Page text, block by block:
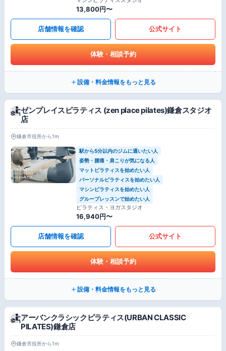
13,800円〜
店舗情報を確認 公式サイト
体験・相談予約
設備・料金情報をもっと見る
ゼンプレイスピラティス (zen place pilates)鎌倉スタジオ
店
鎌倉市役所から1m
駅から5分以内のジムに通いたい人
姿勢・腰痛・肩こりが気になる人
マットピラティスを始めたい人
パーソナルピラティスを始めたい人
マシンピラティスを始めたい人
グループレッスンで始めたい人
ピラティス・ヨガスタジオ
16,940円〜
店舗情報を確認 公式サイト
体験・相談予約
設備・料金情報をもっと見る
アーバンクラシックピラティス(URBAN CLASSIC
PILATES)鎌倉店
鎌倉市役所から1m